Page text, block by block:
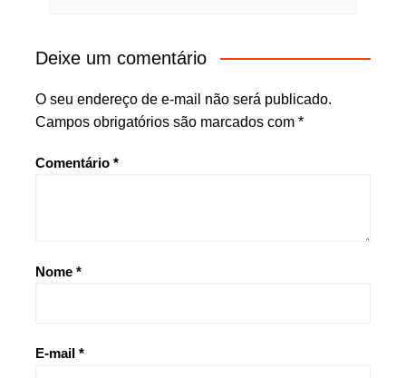
Deixe um comentário
O seu endereço de e-mail não será publicado.
Campos obrigatórios são marcados com *
Comentário *
Nome *
E-mail *